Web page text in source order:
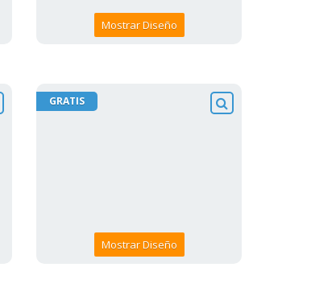
Mostrar Diseño
GRATIS
Mostrar Diseño